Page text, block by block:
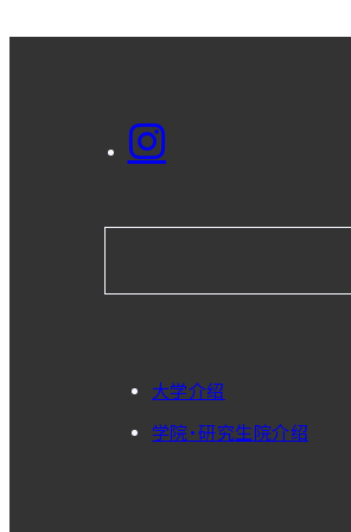
大学介绍
学院・研究生院介绍